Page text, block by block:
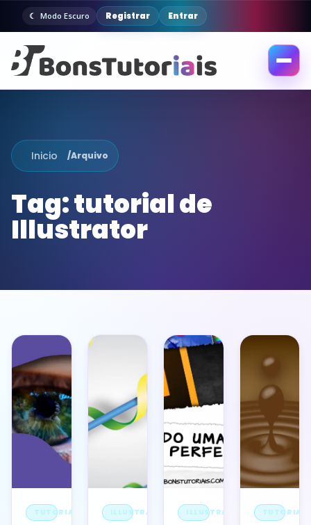
Modo Escuro Registrar Entrar
Abrir
Inicio /Arquivo
Tag:tutorial de
Illustrator
TUTORIAL ILLUSTRATOR ILLUSTRATOR TUTORIAL